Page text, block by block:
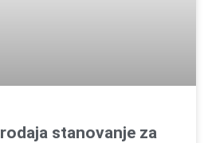
stanovanje za